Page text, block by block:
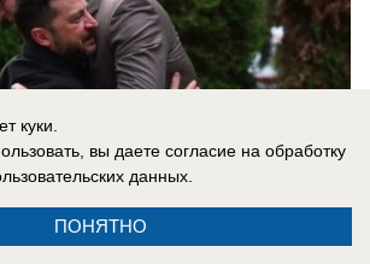
куки.
вы даете согласие на обработку
данных.
ПОНЯТНО